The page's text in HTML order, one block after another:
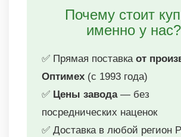
Почему стоит
именно у нас?
✅ Прямая поставка от
Оптимех (с 1993 года)
✅ Цены завода— без
посреднических наценок
✅ Доставка в любой регион